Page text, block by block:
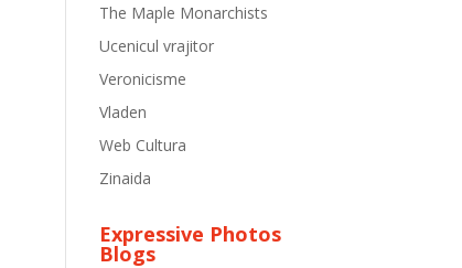
The Maple Monarchists
Ucenicul vrajitor
Veronicisme
Vladen
Web Cultura
Zinaida
Expressive Photos
Blogs